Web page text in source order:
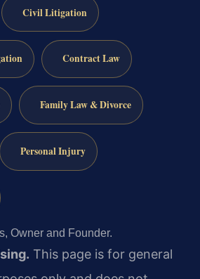
Civil Litigation
Contract Law
Family Law & Divorce
Personal Injury
Owner and Founder.
This page is for general